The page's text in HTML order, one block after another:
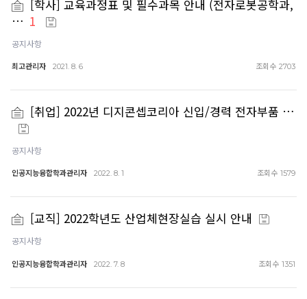
[학사] 교육과정표 및 필수과목 안내 (전자로봇공학과,
… 1
공지사항
최고관리자 2021. 8. 6 조회수 2703
[취업] 2022년 디지콘셉코리아 신입/경력 전자부품 …
공지사항
인공지능융합학과관리자 2022. 8. 1 조회수 1579
[교직] 2022학년도 산업체현장실습 실시 안내
공지사항
인공지능융합학과관리자 2022. 7. 8 조회수 1351